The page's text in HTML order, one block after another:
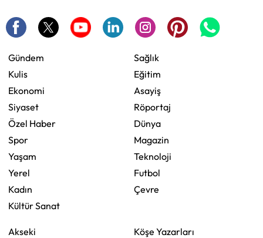
Gündem
Kulis
Ekonomi
Siyaset
Özel Haber
Spor
Yaşam
Yerel
Kadın
Kültür Sanat
Sağlık
Eğitim
Asayiş
Röportaj
Dünya
Magazin
Teknoloji
Futbol
Çevre
Akseki
Köşe Yazarları